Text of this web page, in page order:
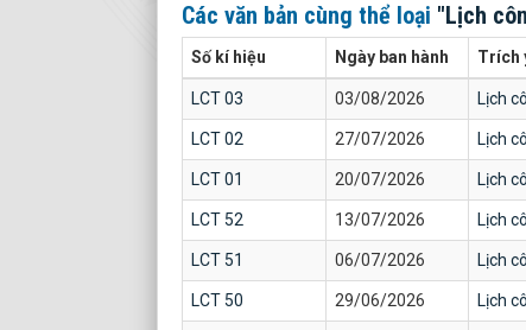
Các văn bản cùng thể loại "Lịch
Số kí hiệu Ngày ban hành Trích
LCT 03 03/08/2026 Lịch
LCT 02 27/07/2026 Lịch
LCT 01 20/07/2026 Lịch
LCT 52 13/07/2026 Lịch
LCT 51 06/07/2026 Lịch
LCT 50 29/06/2026 Lịch